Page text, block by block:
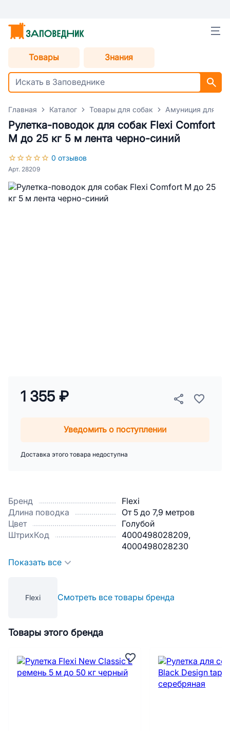
Товары Знания
Главная Каталог Товары для собак Амуниция для
Рулетка-поводок для собак Flexi Comfort
М до 25 кг 5 м лента черно-синий
0 отзывов
Арт. 28209
Бренд
Flexi
Длина поводка
От 5 до 7,9 метров
Цвет
Голубой
ШтрихКод
4000498028209,
4000498028230
Показать все
Flexi Смотреть все товары бренда
1 355 ₽
Уведомить о поступлении
Доставка этого товара недоступна
Товары этого бренда